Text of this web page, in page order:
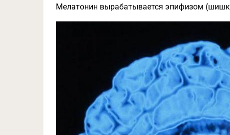
Мелатонин вырабатывается эпифизом